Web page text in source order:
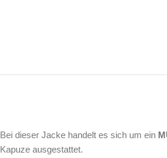
Bei dieser Jacke handelt es sich um ein
Kapuze ausgestattet.